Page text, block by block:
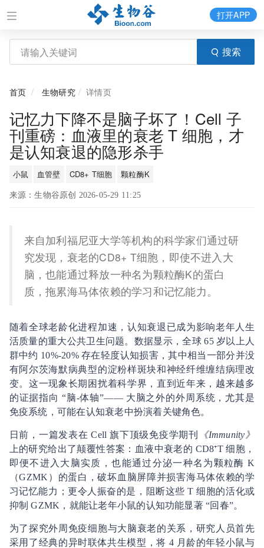
搜索
打开APP
首页 生物研究 详情页
记忆力下降不是脑子坏了！Cell 子
刊重磅：血液里的衰老 T 细胞，才
是认知衰退的隐形杀手
小鼠 血管壁 CD8+ T细胞 颗粒酶K
来源：生物谷原创 2026-05-29 11:25
来自加利福尼亚大学等机构的科学家们通过研
究发现，衰老的CD8+ T细胞，即使不进入大
脑，也能通过释放一种名为颗粒酶K的蛋白
质，拖累海马体依赖的学习和记忆能力。
随着全球老龄化进程加速，认知衰退已成为影响老年人生
活质量的重大公共卫生问题。数据显示，全球 65 岁以上人
群中约 10%-20% 存在轻度认知损害，其中相当一部分并没
有阿尔茨海默病典型的淀粉样斑块和神经纤维缠结病理改
变。这一现象长期困扰着科学界，直到近年来，越来越多
的证据指向 “脑-体轴”—— 大脑之外的外周系统，尤其是
免疫系统，可能在认知衰老中扮演着关键角色。
日前，一篇发表在 Cell 旗下顶级免疫学期刊
《Immunity》
上的研究给出了颠覆性答案：血液中衰老的 CD8⁺T 细胞，
即便不进入大脑实质，也能通过分泌一种名为颗粒酶 K
（GZMK）的蛋白，破坏血脑屏障并损害海马体依赖的学
习记忆能力；更令人振奋的是，阻断这些 T 细胞的活化或
抑制 GZMK，就能让老年小鼠的认知功能显著 “回春”。
为了探究外周免疫细胞与大脑衰老的关系，研究人员首先
采用了经典的异时联体共生模型，将 4 月龄的年轻小鼠与